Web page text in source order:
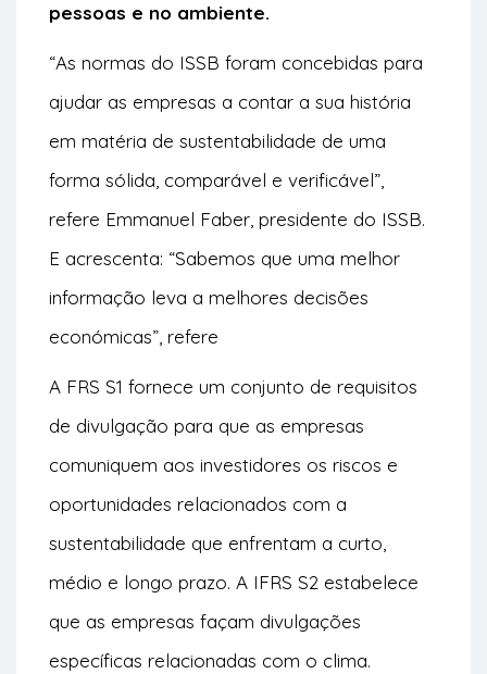
pessoas e no ambiente.
“As normas do ISSB foram concebidas para
ajudar as empresas a contar a sua história
em matéria de sustentabilidade de uma
forma sólida, comparável e verificável”,
refere Emmanuel Faber, presidente do ISSB.
E acrescenta: “Sabemos que uma melhor
informação leva a melhores decisões
económicas”, refere
A FRS S1 fornece um conjunto de requisitos
de divulgação para que as empresas
comuniquem aos investidores os riscos e
oportunidades relacionados com a
sustentabilidade que enfrentam a curto,
médio e longo prazo. A IFRS S2 estabelece
que as empresas façam divulgações
específicas relacionadas com o clima.